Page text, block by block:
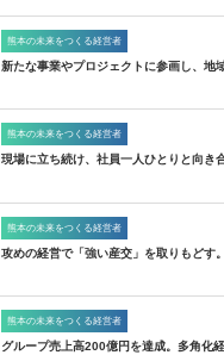
熊本の未来をつくる経営者
新たな事業やプロジェクトに参画し、地
熊本の未来をつくる経営者
現場に立ち続け、社員一人ひとりと向き
熊本の未来をつくる経営者
攻めの経営で「強い産交」を取りもどす
熊本の未来をつくる経営者
グループ売上高200億円を達成。多角化